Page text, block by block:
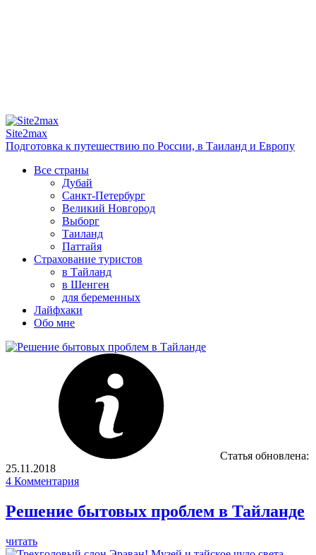
Site2max
Подготовка к путешествию по России, в Таиланд и Европу
Все страны
Дубай
Санкт-Петербург
Великий Новгород
Выборг
Таиланд
Паттайя
Страхование туристов
в Тайланд
в Шенген
для беременных
Лайфхаки
Обо мне
Статья обновлена:
25.11.2018
4 Комментария
Решение бытовых проблем в Тайланде
читать